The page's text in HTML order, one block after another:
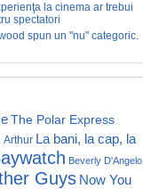
la cinema ar trebui
spectatori
spun un "nu" categoric.
The Polar Express
Arthur La bani, la cap, la
Beverly D'Angelo
Guys Now You